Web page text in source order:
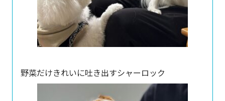
野菜だけきれいに吐き出すシャーロック